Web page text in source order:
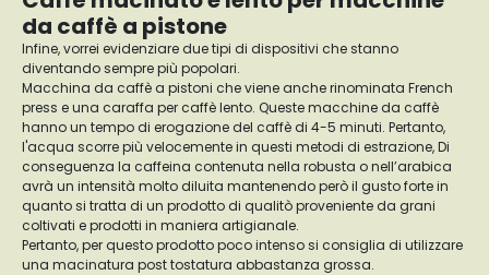
da caffè a pistone
Infine, vorrei evidenziare due tipi di dispositivi che stanno
diventando sempre più popolari.
Macchina da caffè a pistoni che viene anche rinominata French
press e una caraffa per caffè lento. Queste macchine da caffè
hanno un tempo di erogazione del caffè di 4-5 minuti. Pertanto,
l'acqua scorre più velocemente in questi metodi di estrazione, Di
conseguenza la caffeina contenuta nella robusta o nell’arabica
avrà un intensità molto diluita mantenendo però il gusto forte in
quanto si tratta di un prodotto di qualitò proveniente da grani
coltivati e prodotti in maniera artigianale.
Pertanto, per questo prodotto poco intenso si consiglia di utilizzare
una macinatura post tostatura abbastanza grossa.